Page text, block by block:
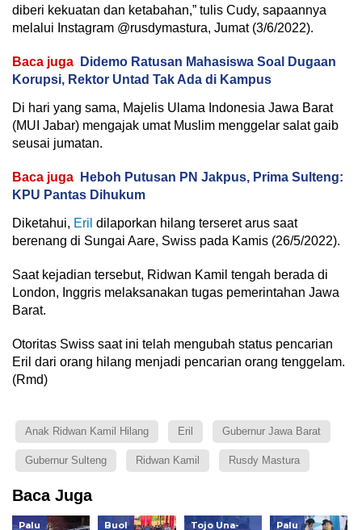
diberi kekuatan dan ketabahan,” tulis Cudy, sapaannya
melalui Instagram @rusdymastura, Jumat (3/6/2022).
Baca juga
Didemo Ratusan Mahasiswa Soal Dugaan
Korupsi, Rektor Untad Tak Ada di Kampus
Di hari yang sama, Majelis Ulama Indonesia Jawa Barat
(MUI Jabar) mengajak umat Muslim menggelar salat gaib
seusai jumatan.
Baca juga
Heboh Putusan PN Jakpus, Prima Sulteng:
KPU Pantas Dihukum
Diketahui, Eril dilaporkan hilang terseret arus saat
berenang di Sungai Aare, Swiss pada Kamis (26/5/2022).
Saat kejadian tersebut, Ridwan Kamil tengah berada di
London, Inggris melaksanakan tugas pemerintahan Jawa
Barat.
Otoritas Swiss saat ini telah mengubah status pencarian
Eril dari orang hilang menjadi pencarian orang tenggelam.
(Rmd)
Anak Ridwan Kamil Hilang Eril Gubernur Jawa Barat
Gubernur Sulteng Ridwan Kamil Rusdy Mastura
Baca Juga
Palu Buol Tojo Una- Palu